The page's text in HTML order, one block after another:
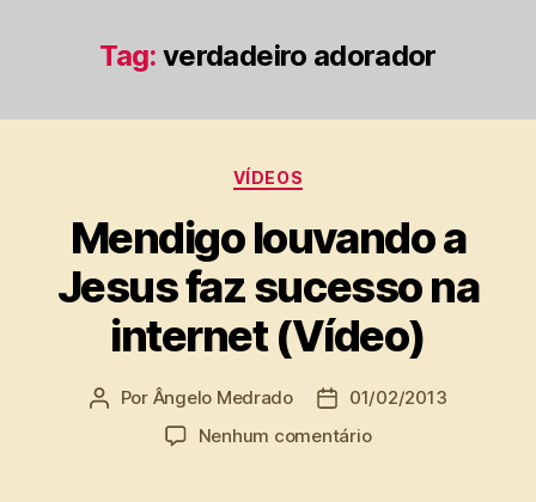
Tag: verdadeiro adorador
Categorias
VÍDEOS
Mendigo louvando a
Jesus faz sucesso na
internet (Vídeo)
Autor
Por Ângelo Medrado
Data
de
01/02/2013
Nenhum comentárioem